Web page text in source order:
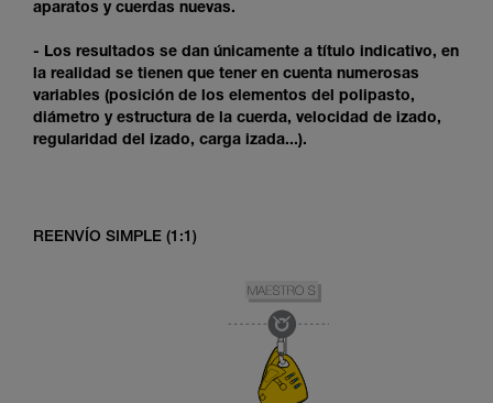
aparatos y cuerdas nuevas.
- Los resultados se dan únicamente a título indicativo, en
la realidad se tienen que tener en cuenta numerosas
variables (posición de los elementos del polipasto,
diámetro y estructura de la cuerda, velocidad de izado,
regularidad del izado, carga izada...).
REENVÍO SIMPLE (1:1)